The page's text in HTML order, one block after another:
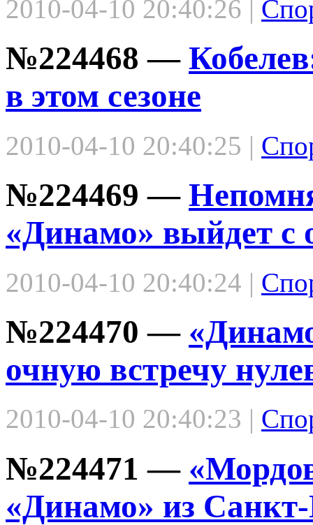
2010-04-10 20:40:26 |
№224468 —
в этом сезоне
2010-04-10 20:40:25 |
№224469 —
«Динамо» выйдет с
2010-04-10 20:40:24 |
№224470 —
очную встречу
2010-04-10 20:40:23 |
№224471 —
«Динамо» из